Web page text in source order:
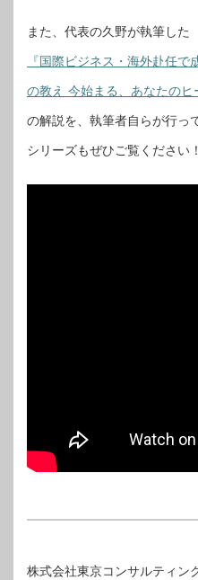
また、代表の久野が執筆した
『国際ビジネス・海外赴任
の教え 今始まる、あなたのヒ
の解説を、執筆者自らが行っ
シリーズもぜひご覧ください！
株式会社東京コンサルティン